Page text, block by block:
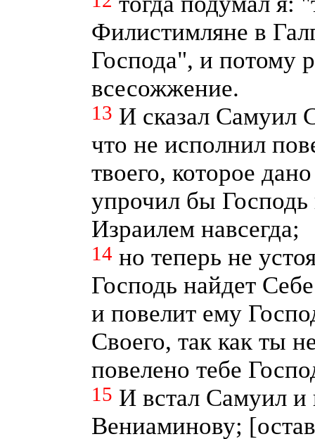
Филистимляне в
Господа", и потому
всесожжение.
13 И сказал Самуил
что не исполнил
твоего, которое
упрочил бы Господь
Израилем навсегда;
14 но теперь не
Господь найдет
и повелит ему
Своего, так как ты
повелено тебе
15 И встал Самуил и
Вениаминову;